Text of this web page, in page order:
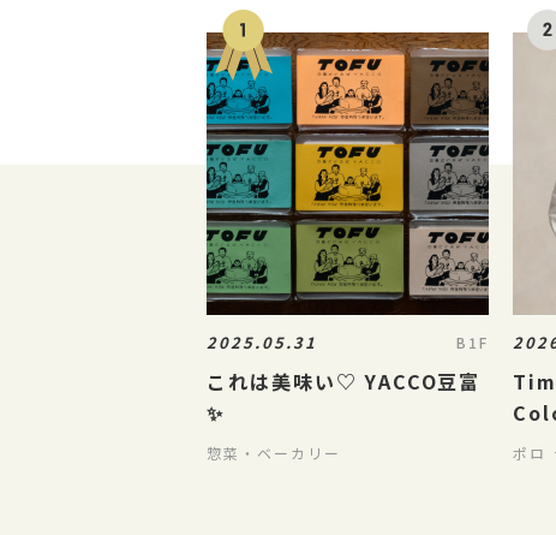
2025.05.31 B1F
これは美味い♡ YACCO豆富
✨
惣菜・ベーカリー ポロ